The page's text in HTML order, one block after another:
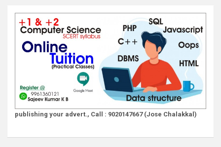
publishing your advert., Call : 9020147667 (Jose Chalakkal)